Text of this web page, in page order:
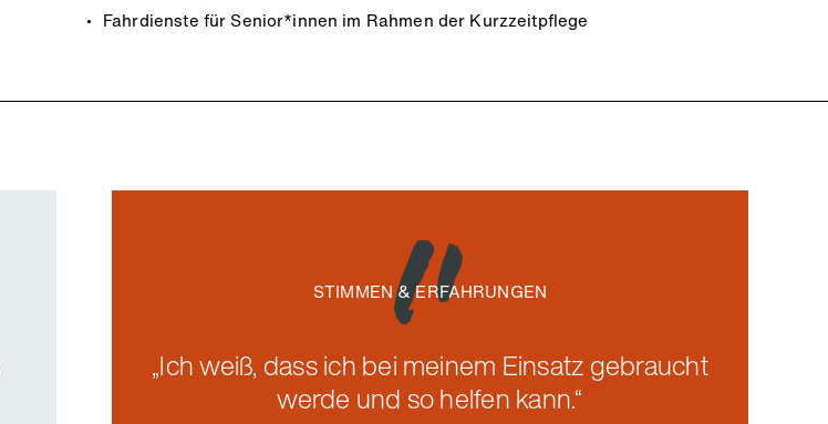
Fahrdienste für Senior*innen im Rahmen der Kurzzeitpflege
STIMMEN & ERFAHRUNGEN
„Ich weiß, dass ich bei meinem Einsatz gebraucht
werde und so helfen kann.“
STIMMEN & ERFAHRUNGEN
„Ich weiß, dass ich bei meinem Einsatz gebraucht
werde und so helfen kann.“